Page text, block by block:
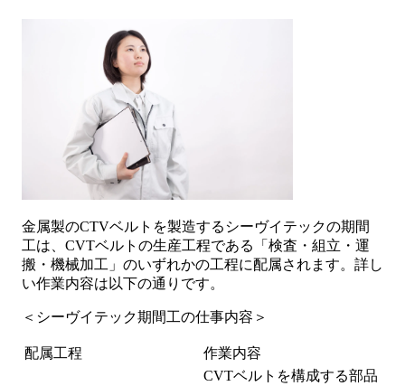
金属製のCTVベルトを製造するシーヴイテックの期間
工は、CVTベルトの生産工程である「検査・組立・運
搬・機械加工」のいずれかの工程に配属されます。詳し
い作業内容は以下の通りです。
＜シーヴイテック期間工の仕事内容＞
配属工程 作業内容
CVTベルトを構成する部品